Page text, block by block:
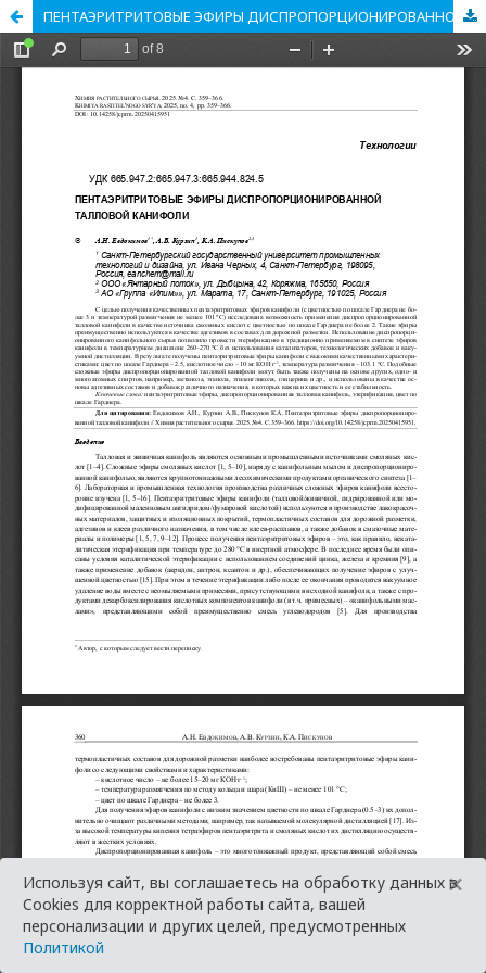
ПЕНТАЭРИТРИТОВЫЕ ЭФИРЫ ДИСПРОПОРЦИОНИРОВАННОЙ ТАЛЛОВОЙ КАНИФОЛИ
Используя сайт, вы соглашаетесь на обработку данных в
Cookies для корректной работы сайта, вашей
персонализации и других целей, предусмотренных
Политикой
×